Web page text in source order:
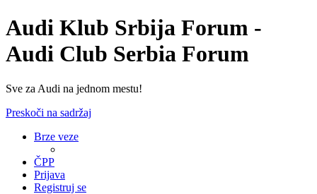
Audi Klub Srbija Forum -
Audi Club Serbia Forum
Sve za Audi na jednom mestu!
Preskoči na sadržaj
Brze veze
ČPP
Prijava
Registruj se